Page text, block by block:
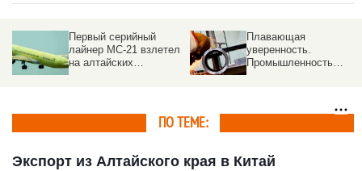
Первый серийный
лайнер МС-21 взлетел
на алтайских
Плавающая
уверенность.
Промышленность
ПО ТЕМЕ:
Экспорт из Алтайского края в Китай